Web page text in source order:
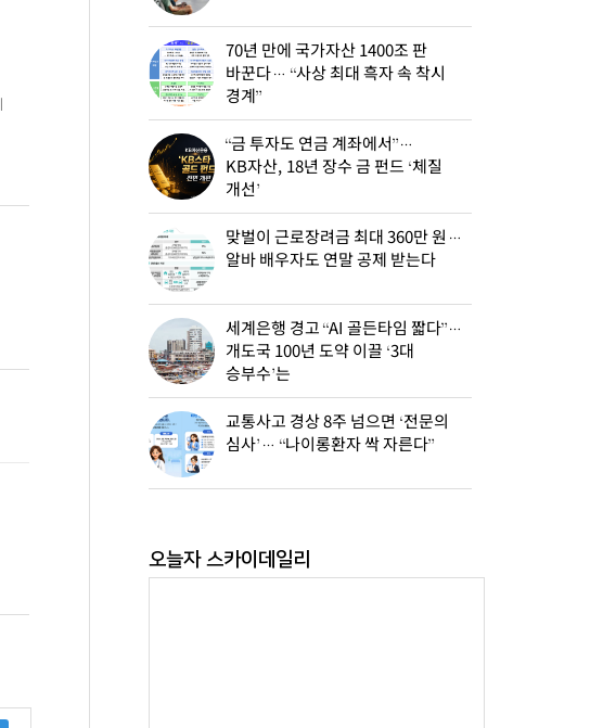
70년 만에 국가자산 1400조 판
바꾼다… “사상 최대 흑자 속 착시
경계”
“금 투자도 연금 계좌에서”…
KB자산, 18년 장수 금 펀드 ‘체질
개선’
맞벌이 근로장려금 최대 360만 원…
알바 배우자도 연말 공제 받는다
세계은행 경고 “AI 골든타임 짧다”…
개도국 100년 도약 이끌 ‘3대
승부수’는
교통사고 경상 8주 넘으면 ‘전문의
심사’… “나이롱환자 싹 자른다”
오늘자 스카이데일리